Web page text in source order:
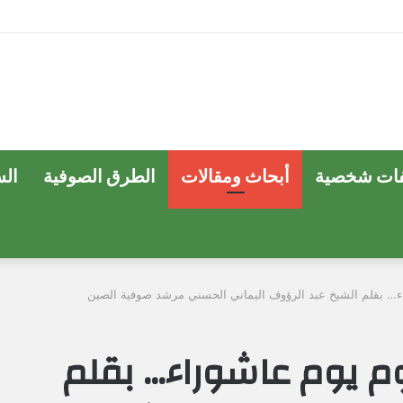
شخصية أبحاث ومقالات الطرق الصوفية
بقلم الشيخ عبد الرؤوف اليماني الحسني مرشد صوفية الصين
يوم عاشوراء… بقلم